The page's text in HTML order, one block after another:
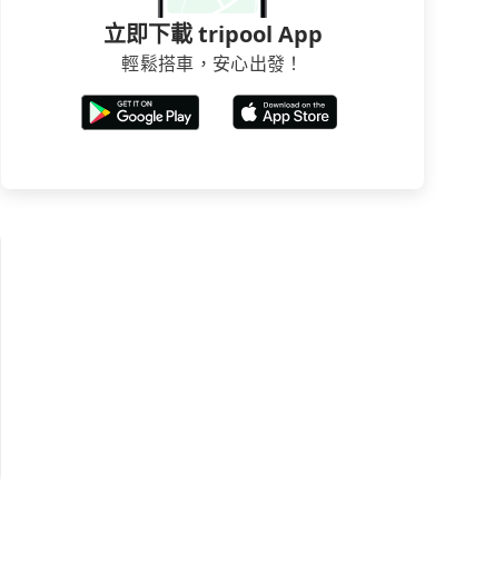
立即下載 tripool App
輕鬆搭車，安心出發！